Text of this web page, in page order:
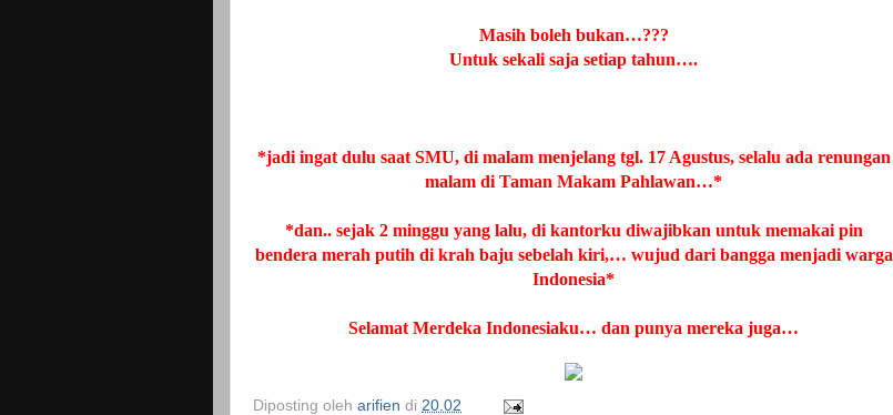
Masih boleh bukan…???
Untuk sekali saja setiap tahun….
*jadi ingat dulu saat SMU, di malam menjelang tgl. 17 Agustus, selalu ada renungan
malam di Taman Makam Pahlawan…*
*dan.. sejak 2 minggu yang lalu, di kantorku diwajibkan untuk memakai pin
bendera merah putih di krah baju sebelah kiri,… wujud dari bangga menjadi warga
Indonesia*
Selamat Merdeka Indonesiaku… dan punya mereka juga…
Diposting oleh arifien di 20.02